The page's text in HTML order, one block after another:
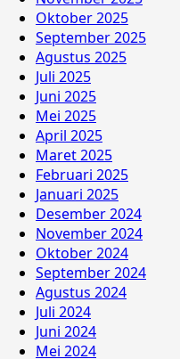
Oktober 2025
September 2025
Agustus 2025
Juli 2025
Juni 2025
Mei 2025
April 2025
Maret 2025
Februari 2025
Januari 2025
Desember 2024
November 2024
Oktober 2024
September 2024
Agustus 2024
Juli 2024
Juni 2024
Mei 2024